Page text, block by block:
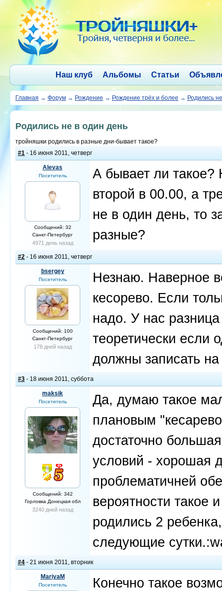
Наш клуб Альбомы Статьи
Главная → Форум → Рождение → Рождение трёх и более → Родились
Родились не в один день
тройняшки родились в разные дни-бывает такое?
#1 - 16 июня 2011, четверг
Alevas
Посетитель
Сообщений: 32
Санкт-Петербург
4971 день назад
А бывает ли
второй в 00.00, а
не в один день, то
разные?
#2 - 16 июня 2011, четверг
bsergey
Посетитель
Сообщений: 100
Санкт-Петербург
178 дней назад
Незнаю. Наверное
кесорево. Если
надо. У нас
теоретически если
должны записать
#3 - 18 июня 2011, суббота
maksik
Посетитель
Сообщений: 342
Горловка Донецкая обл
3240 дней назад
Да, думаю такое
плановым
достаточно
условий - хорошая
проблематичней
вероятности такое
родились 2
следующие
#4 - 21 июня 2011, вторник
MariyaM
Посетитель
Конечно такое